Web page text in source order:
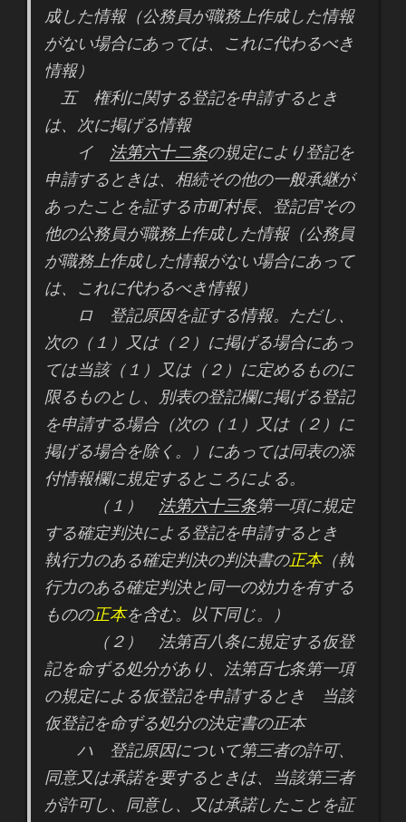
成した情報（公務員が職務上作成した情報
がない場合にあっては、これに代わるべき
情報）
五 権利に関する登記を申請するとき
は、次に掲げる情報
イ 法第六十二条の規定により登記を
申請するときは、相続その他の一般承継が
あったことを証する市町村長、登記官その
他の公務員が職務上作成した情報（公務員
が職務上作成した情報がない場合にあって
は、これに代わるべき情報）
ロ 登記原因を証する情報。ただし、
次の（１）又は（２）に掲げる場合にあっ
ては当該（１）又は（２）に定めるものに
限るものとし、別表の登記欄に掲げる登記
を申請する場合（次の（１）又は（２）に
掲げる場合を除く。）にあっては同表の添
付情報欄に規定するところによる。
（１） 法第六十三条第一項に規定
する確定判決による登記を申請するとき
執行力のある確定判決の判決書の正本（執
行力のある確定判決と同一の効力を有する
ものの正本を含む。以下同じ。）
（２） 法第百八条に規定する仮登
記を命ずる処分があり、法第百七条第一項
の規定による仮登記を申請するとき 当該
仮登記を命ずる処分の決定書の正本
ハ 登記原因について第三者の許可、
同意又は承諾を要するときは、当該第三者
が許可し、同意し、又は承諾したことを証